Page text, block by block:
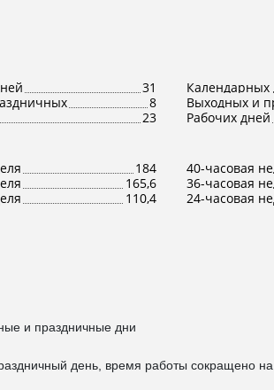
31
8
23
184
165,6
110,4
Календарных
Выходных и
Рабочих дней
40-часовая
36-часовая
24-часовая
и праздничные дни
день, время работы сокращено